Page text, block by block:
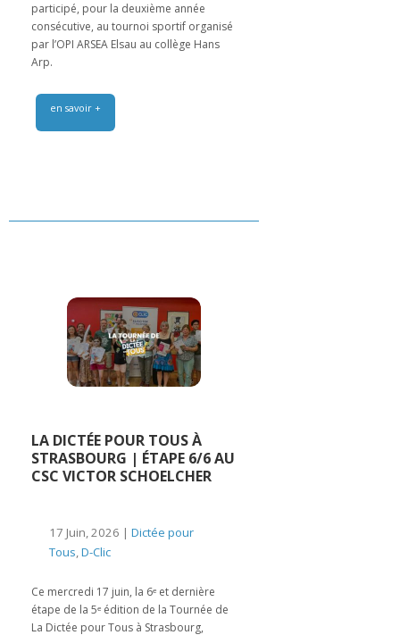
participé, pour la deuxième année
consécutive, au tournoi sportif organisé
par l’OPI ARSEA Elsau au collège Hans
Arp.
en savoir +
LA DICTÉE POUR TOUS À
STRASBOURG | ÉTAPE 6/6 AU
CSC VICTOR SCHOELCHER
17 Juin, 2026 | Dictée pour
Tous,D-Clic
Ce mercredi 17 juin, la 6ᵉ et dernière
étape de la 5ᵉ édition de la Tournée de
La Dictée pour Tous à Strasbourg,